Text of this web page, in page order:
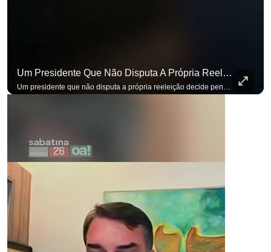
Um Presidente Que Não Disputa A Própria Reeleição Decide Pensando Em Quem Vem Depois.